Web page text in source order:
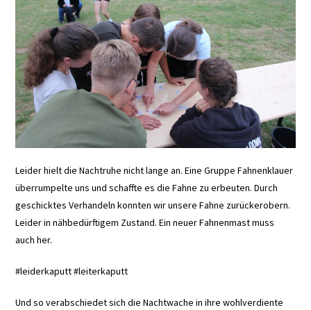
Leider hielt die Nachtruhe nicht lange an. Eine Gruppe Fahnenklauer
überrumpelte uns und schaffte es die Fahne zu erbeuten. Durch
geschicktes Verhandeln konnten wir unsere Fahne zurückerobern.
Leider in nähbedürftigem Zustand. Ein neuer Fahnenmast muss
auch her.
#leiderkaputt #leiterkaputt
Und so verabschiedet sich die Nachtwache in ihre wohlverdiente